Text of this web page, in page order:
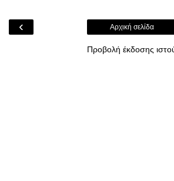
‹ Αρχική σελίδα
Προβολή έκδοσης